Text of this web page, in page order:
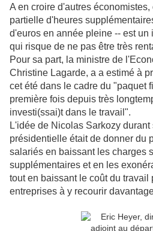
A en croire d'autres
partielle d'heures
d'euros en année pleine -- est un
qui risque de ne pas être très
Pour sa part, la ministre de
Christine Lagarde, a a estimé à
cet été dans le cadre du "paquet
première fois depuis très
investi(ssai)t dans le travail".
L'idée de Nicolas Sarkozy
présidentielle était de donner du
salariés en baissant les charges
supplémentaires et en les
tout en baissant le coût du travail
entreprises à y recourir